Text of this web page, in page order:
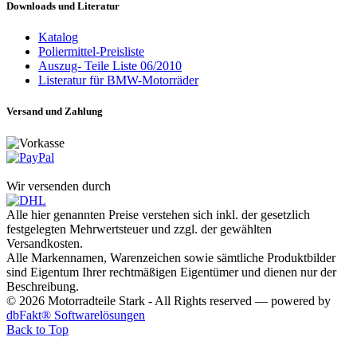
Downloads und Literatur
Katalog
Poliermittel-Preisliste
Auszug- Teile Liste 06/2010
Listeratur für BMW-Motorräder
Versand und Zahlung
Wir versenden durch
Alle hier genannten Preise verstehen sich inkl. der gesetzlich
festgelegten Mehrwertsteuer und zzgl. der gewählten
Versandkosten.
Alle Markennamen, Warenzeichen sowie sämtliche Produktbilder
sind Eigentum Ihrer rechtmäßigen Eigentümer und dienen nur der
Beschreibung.
© 2026 Motorradteile Stark - All Rights reserved — powered by
dbFakt® Softwarelösungen
Back to Top